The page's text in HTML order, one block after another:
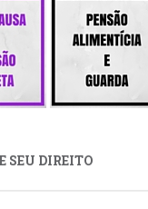
SEU DIREITO